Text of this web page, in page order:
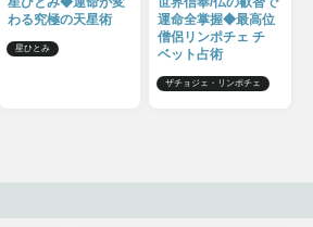
わる究極の天星術
星ひとみ
運命全掌握◆最高位
僧侶リンポチェ チ
ベット占術
ザチョジェ・リンポチェ